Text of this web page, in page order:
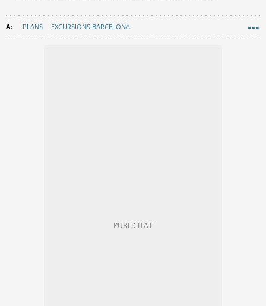
PLANS EXCURSIONS BARCELONA